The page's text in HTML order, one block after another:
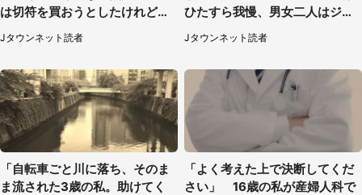
は切符を買おうとしたけれど
（山形県・20代女性）
Jタウンネット読者
ひたすら我慢、男女二人はジュ
ースを買ってきて（50代女性）
Jタウンネット読者
「自転車ごと川に落ち、そのま
ま流された3歳の私。助けてく
「よく考えた上で決断してくだ
さい」 16歳の私が産婦人科で